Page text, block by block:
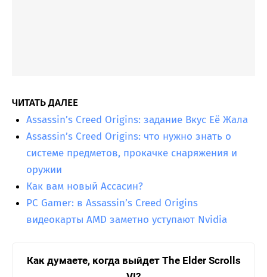
ЧИТАТЬ ДАЛЕЕ
Assassin’s Creed Origins: задание Вкус Её Жала
Assassin’s Creed Origins: что нужно знать о
системе предметов, прокачке снаряжения и
оружии
Как вам новый Ассасин?
PC Gamer: в Assassin’s Creed Origins
видеокарты AMD заметно уступают Nvidia
Как думаете, когда выйдет The Elder Scrolls